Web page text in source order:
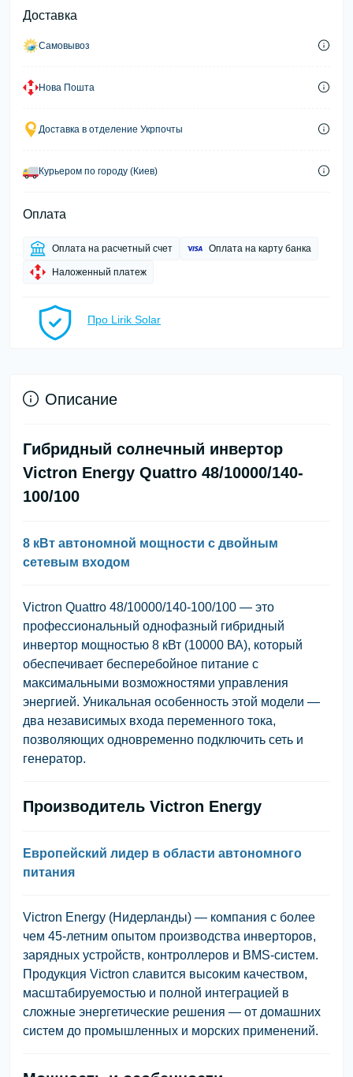
Доставка
Самовывоз
Нова Пошта
Доставка в отделение Укрпочты
Курьером по городу (Киев)
Оплата
Оплата на расчетный счет Оплата на карту банка
Наложенный платеж
Про Lirik Solar
Описание
Гибридный солнечный инвертор
Victron Energy Quattro 48/10000/140-
100/100
8 кВт автономной мощности с двойным
сетевым входом
Victron Quattro 48/10000/140-100/100 — это
профессиональный однофазный гибридный
инвертор мощностью 8 кВт (10000 ВА), который
обеспечивает бесперебойное питание с
максимальными возможностями управления
энергией. Уникальная особенность этой модели —
два независимых входа переменного тока,
позволяющих одновременно подключить сеть и
генератор.
Производитель Victron Energy
Европейский лидер в области автономного
питания
Victron Energy (Нидерланды) — компания с более
чем 45-летним опытом производства инверторов,
зарядных устройств, контроллеров и BMS-систем.
Продукция Victron славится высоким качеством,
масштабируемостью и полной интеграцией в
сложные энергетические решения — от домашних
систем до промышленных и морских применений.